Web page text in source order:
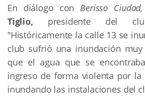
En diálogo conBerisso Ciudad,
Tiglio, presidente del
"Históricamente la calle 13 se
club sufrió una inundación
que el agua que se
ingreso de forma violenta por la
inundando las instalaciones del